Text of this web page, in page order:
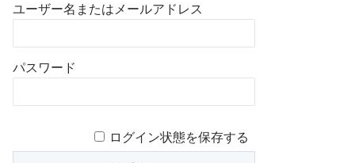
ユーザー名またはメールアドレス
パスワード
ログイン状態を保存する